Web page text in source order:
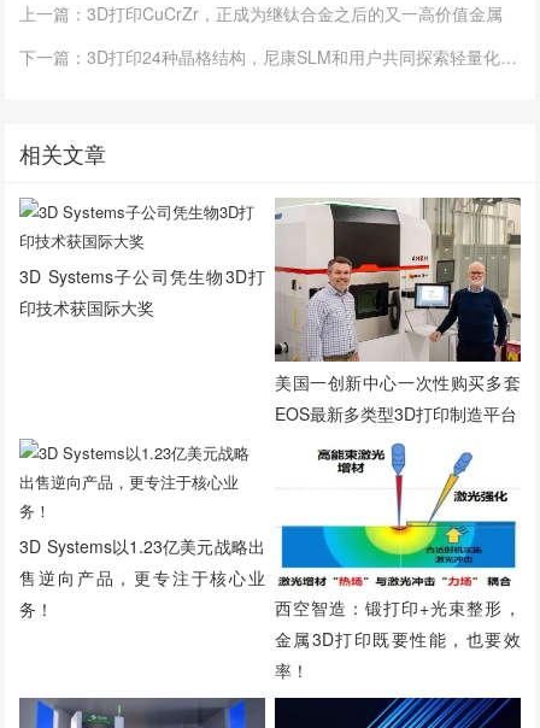
上一篇：3D打印CuCrZr，正成为继钛合金之后的又一高价值金属
下一篇：3D打印24种晶格结构，尼康SLM和用户共同探索轻量化和装甲防护
相关文章
3D Systems子公司凭生物3D打
印技术获国际大奖
美国一创新中心一次性购买多套
EOS最新多类型3D打印制造平台
3D Systems以1.23亿美元战略出
售逆向产品，更专注于核心业
务！
西空智造：锻打印+光束整形，
金属3D打印既要性能，也要效
率！